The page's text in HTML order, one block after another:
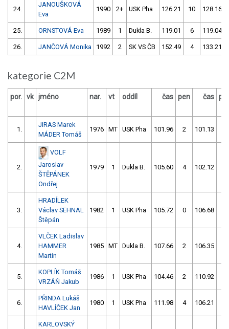
24.
JANOUŠKOVÁ
Eva
1990 2+ USK Pha 126.21 10 128.16
25. ORNSTOVÁ Eva 1989 1 Dukla B. 119.01 6 119.04
26. JANČOVÁ Monika 1992 2 SK VS ČB 152.49 4 133.21
kategorie C2M
por. vk jméno nar. vt oddíl čas pen čas
1.
JIRAS Marek
MÁDER Tomáš
1976 MT USK Pha 101.96 2 101.13
2.
VOLF
Jaroslav
ŠTĚPÁNEK
Ondřej
1979 1 Dukla B. 105.60 4 102.12
3.
HRADÍLEK
Václav SEHNAL
Štěpán
1982 1 USK Pha 105.72 0 106.68
4.
VLČEK Ladislav
HAMMER
Martin
1985 MT Dukla B. 107.66 2 106.35
5.
KOPLÍK Tomáš
VRZÁŇ Jakub
1986 1 USK Pha 104.46 2 110.92
6.
PŘINDA Lukáš
HAVLÍČEK Jan
1980 1 USK Pha 111.98 4 106.21
KARLOVSKÝ